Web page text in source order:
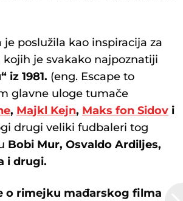
je poslužila kao inspiracija za
kojih je svakako najpoznatiji
iz 1981. (eng. Escape to
glavne uloge tumače
, Majkl Kejn, Maks fon Sidov i
drugi veliki fudbaleri tog
Bobi Mur, Osvaldo Ardiljes,
i drugi.
o rimejku mađarskog filma